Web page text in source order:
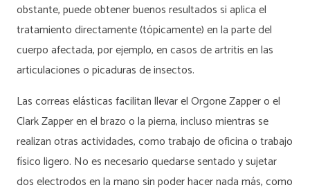
obstante, puede obtener buenos resultados si aplica el
tratamiento directamente (tópicamente) en la parte del
cuerpo afectada, por ejemplo, en casos de artritis en las
articulaciones o picaduras de insectos.
Las correas elásticas facilitan llevar el Orgone Zapper o el
Clark Zapper en el brazo o la pierna, incluso mientras se
realizan otras actividades, como trabajo de oficina o trabajo
físico ligero. No es necesario quedarse sentado y sujetar
dos electrodos en la mano sin poder hacer nada más, como